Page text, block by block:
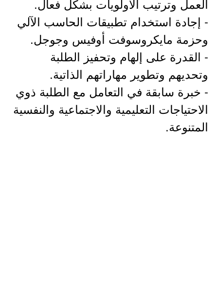
العمل وترتيب الأولويات بشكل فعال.
- إجادة استخدام تطبيقات الحاسب الآلي
وحزمة مايكروسوفت أوفيس وجوجل.
- القدرة على إلهام وتحفيز الطلبة
وتحديهم وتطوير مهاراتهم الذاتية.
- خبرة سابقة في التعامل مع الطلبة ذوي
الاحتياجات التعليمية والاجتماعية والنفسية
المتنوعة.